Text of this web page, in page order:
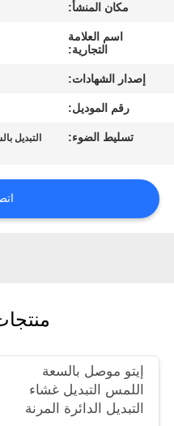
مراقبة
الجودة
اطلب
اقتباس
POLICY
مكان المنشأ:
اسم العلامة
التجارية:
إصدار الشهادات:
رقم الموديل:
تسليط الضوء: التبديل
إيتو موصل بالسعة
اللمس التبديل غشاء
التبديل الدائرة المرنة